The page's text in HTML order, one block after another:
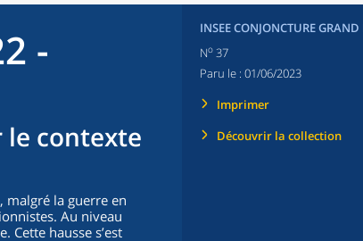
-
le contexte
malgré la guerre en
Au niveau
hausse s’est
INSEE CONJONCTURE GRAND
No 37
Paru le : 01/06/2023
Imprimer
Découvrir la collection